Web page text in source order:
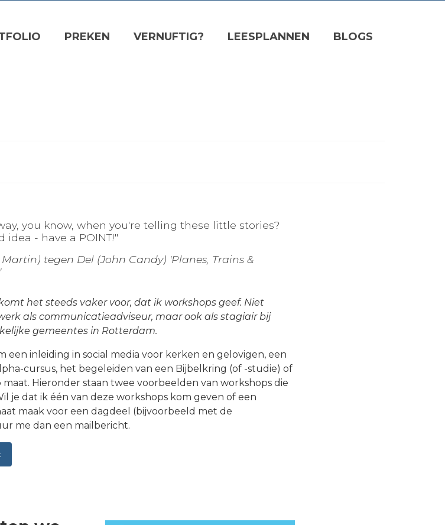
PREKEN VERNUFTIG? LEESPLANNEN BLOGS
you know, when you're telling these little stories?
idea - have a POINT!"
Martin) tegen Del (John Candy) 'Planes, Trains &
het steeds vaker voor, dat ik workshops geef. Niet
als communicatieadviseur, maar ook als stagiair bij
gemeentes in Rotterdam.
een inleiding in social media voor kerken en gelovigen, een
cursus, het begeleiden van een Bijbelkring (of -studie) of
Hieronder staan twee voorbeelden van workshops die
je dat ik één van deze workshops kom geven of een
maak voor een dagdeel (bijvoorbeeld met de
me dan een mailbericht.